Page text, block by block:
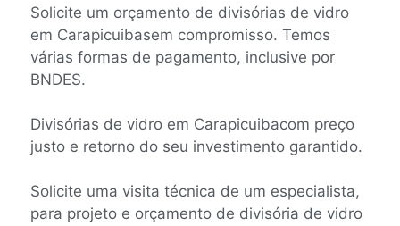
Solicite um orçamento de divisórias de vidro
em Carapicuibasem compromisso. Temos
várias formas de pagamento, inclusive por
BNDES.
Divisórias de vidro em Carapicuibacom preço
justo e retorno do seu investimento garantido.
Solicite uma visita técnica de um especialista,
para projeto e orçamento de divisória de vidro